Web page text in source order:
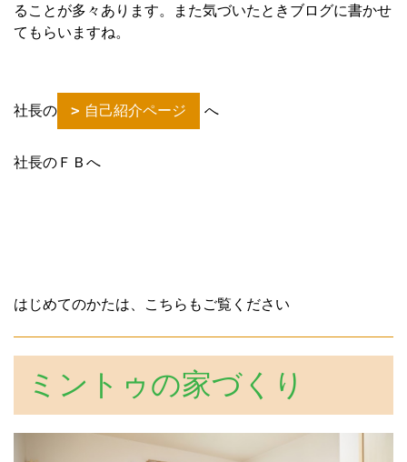
ることが多々あります。また気づいたときブログに書かせ
てもらいますね。
社長の 自己紹介ページ へ
社長のＦＢへ
はじめてのかたは、こちらもご覧ください
ミントゥの家づくり